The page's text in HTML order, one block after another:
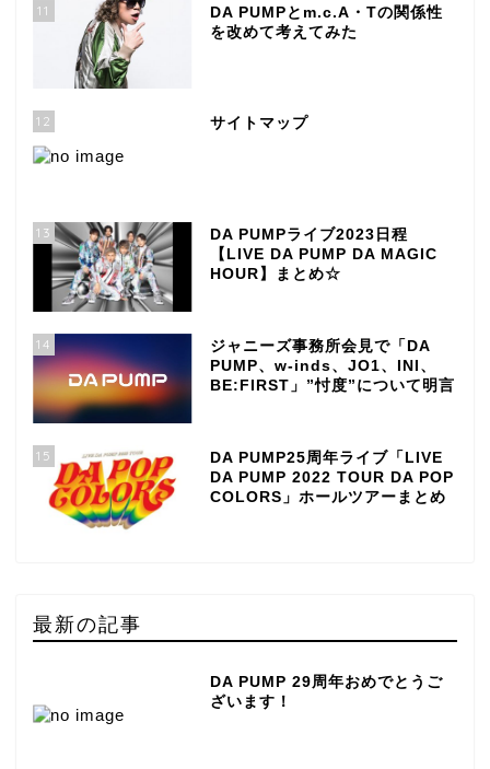
11
DA PUMPとm.c.A・Tの関係性
を改めて考えてみた
12 サイトマップ
13
DA PUMPライブ2023日程
【LIVE DA PUMP DA MAGIC
HOUR】まとめ☆
14
ジャニーズ事務所会見で「DA
PUMP、w-inds、JO1、INI、
BE:FIRST」”忖度”について明言
15
DA PUMP25周年ライブ「LIVE
DA PUMP 2022 TOUR DA POP
COLORS」ホールツアーまとめ
最新の記事
DA PUMP 29周年おめでとうご
ざいます！